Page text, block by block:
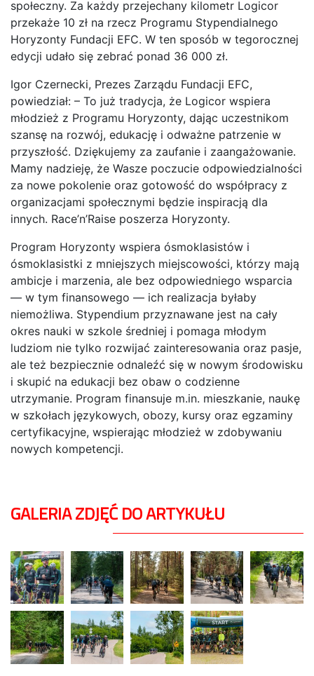
społeczny. Za każdy przejechany kilometr Logicor
przekaże 10 zł na rzecz Programu Stypendialnego
Horyzonty Fundacji EFC. W ten sposób w tegorocznej
edycji udało się zebrać ponad 36 000 zł.
Igor Czernecki, Prezes Zarządu Fundacji EFC,
powiedział: – To już tradycja, że Logicor wspiera
młodzież z Programu Horyzonty, dając uczestnikom
szansę na rozwój, edukację i odważne patrzenie w
przyszłość. Dziękujemy za zaufanie i zaangażowanie.
Mamy nadzieję, że Wasze poczucie odpowiedzialności
za nowe pokolenie oraz gotowość do współpracy z
organizacjami społecznymi będzie inspiracją dla
innych. Race’n’Raise poszerza Horyzonty.
Program Horyzonty wspiera ósmoklasistów i
ósmoklasistki z mniejszych miejscowości, którzy mają
ambicje i marzenia, ale bez odpowiedniego wsparcia
— w tym finansowego — ich realizacja byłaby
niemożliwa. Stypendium przyznawane jest na cały
okres nauki w szkole średniej i pomaga młodym
ludziom nie tylko rozwijać zainteresowania oraz pasje,
ale też bezpiecznie odnaleźć się w nowym środowisku
i skupić na edukacji bez obaw o codzienne
utrzymanie. Program finansuje m.in. mieszkanie, naukę
w szkołach językowych, obozy, kursy oraz egzaminy
certyfikacyjne, wspierając młodzież w zdobywaniu
nowych kompetencji.
GALERIA ZDJĘĆ DO ARTYKUŁU